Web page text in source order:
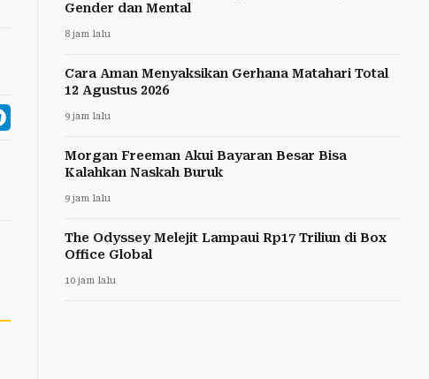
Gender dan Mental
8 jam lalu
Cara Aman Menyaksikan Gerhana Matahari Total
12 Agustus 2026
9 jam lalu
Morgan Freeman Akui Bayaran Besar Bisa
Kalahkan Naskah Buruk
9 jam lalu
The Odyssey Melejit Lampaui Rp17 Triliun di Box
Office Global
10 jam lalu